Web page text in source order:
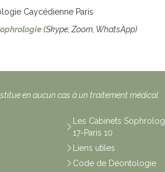
Caycédienne Paris
(Skype, Zoom, WhatsApp)
en aucun cas à un traitement médical
Les Cabinets
17-Paris 10
Liens utiles
Code de Déontologie